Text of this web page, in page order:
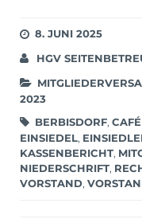
8. JUNI 2025
HGV
2023
BERBISDORF,
EINSIEDEL,
KASSENBERICHT,
NIEDERSCHRIFT,
VORSTAND,